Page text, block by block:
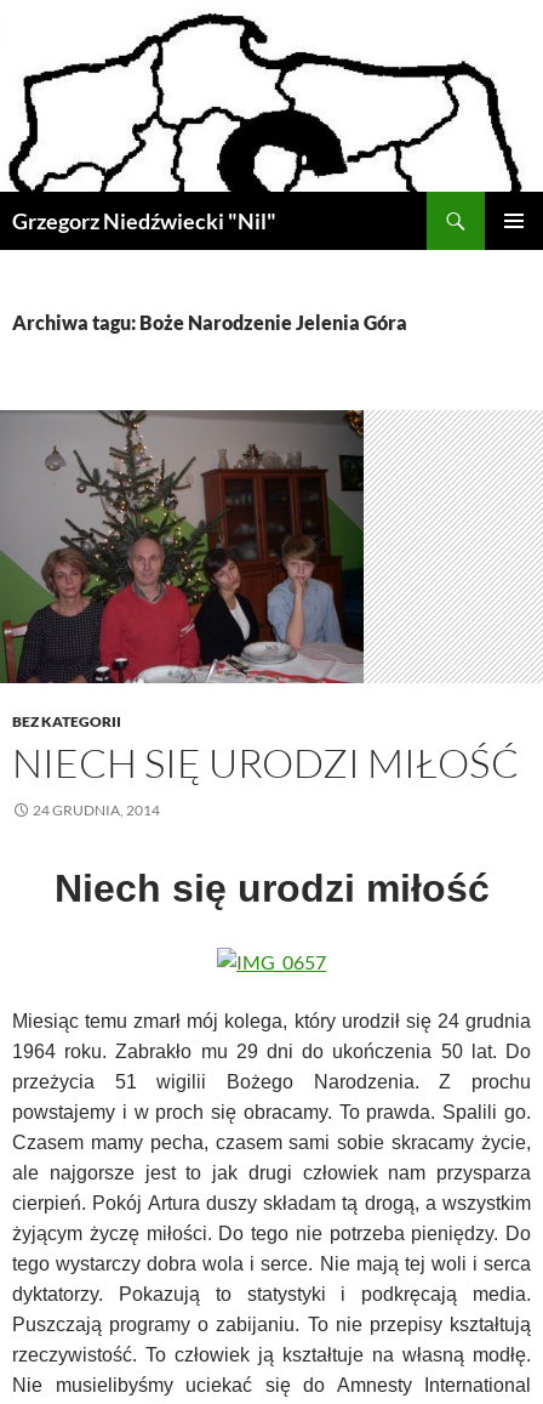
treści
Grzegorz Niedźwiecki "Nil"
Archiwa tagu: Boże Narodzenie Jelenia Góra
BEZ KATEGORII
NIECH SIĘ URODZI MIŁOŚĆ
24 GRUDNIA, 2014
Niech się urodzi miłość
Miesiąc temu zmarł mój kolega, który urodził się 24 grudnia
1964 roku. Zabrakło mu 29 dni do ukończenia 50 lat. Do
przeżycia 51 wigilii Bożego Narodzenia. Z prochu
powstajemy i w proch się obracamy. To prawda. Spalili go.
Czasem mamy pecha, czasem sami sobie skracamy życie,
ale najgorsze jest to jak drugi człowiek nam przysparza
cierpień. Pokój Artura duszy składam tą drogą, a wszystkim
żyjącym życzę miłości. Do tego nie potrzeba pieniędzy. Do
tego wystarczy dobra wola i serce. Nie mają tej woli i serca
dyktatorzy. Pokazują to statystyki i podkręcają media.
Puszczają programy o zabijaniu. To nie przepisy kształtują
rzeczywistość. To człowiek ją kształtuje na własną modłę.
Nie musielibyśmy uciekać się do Amnesty International